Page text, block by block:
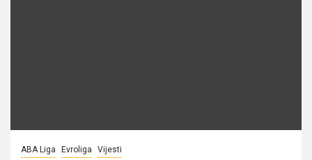
ABA Liga Evroliga Vijesti